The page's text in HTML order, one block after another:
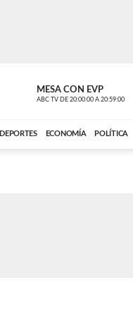
MESA CON EVP
ABC TV DE 20:00:00 A 20:59:00
DEPORTES ECONOMÍA POLÍTICA